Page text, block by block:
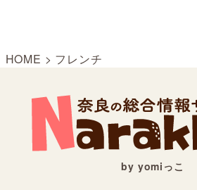
HOME > フレンチ
by yomiっこ